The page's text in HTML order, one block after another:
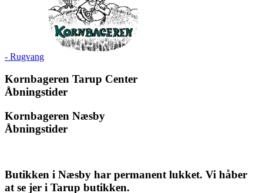
- Rugvang
Kornbageren Tarup Center
Åbningstider
Kornbageren Næsby
Åbningstider
Butikken i Næsby har permanent lukket. Vi håber
at se jer i Tarup butikken.